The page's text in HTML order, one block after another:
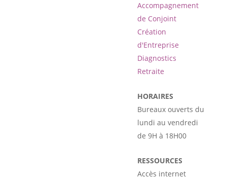
Accompagnement
de Conjoint
Création
d'Entreprise
Diagnostics
Retraite
HORAIRES
Bureaux ouverts du
lundi au vendredi
de 9H à 18H00
RESSOURCES
Accès internet